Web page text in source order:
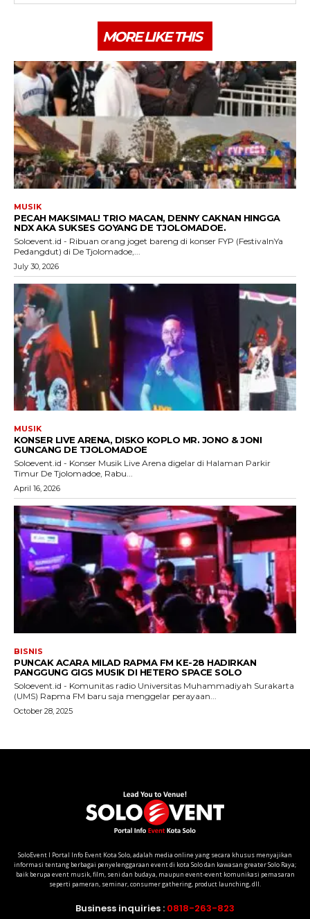
SoloEvent I Portal Info Event Kota Solo, adalah media online yang secara khusus menyajikan
informasi tentang berbagai penyelenggaraan event di kota Solo dan kawasan greater Solo Raya;
baik berupa event musik, film, seni dan budaya, maupun event-event komunikasi pemasaran
seperti pameran, seminar, consumer gathering, product launching, dll.
Business inquiries : 0818-263-823